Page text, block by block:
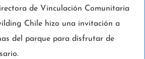
de Vinculación Comunitaria
Chile hizo una invitación a
del parque para disfrutar de